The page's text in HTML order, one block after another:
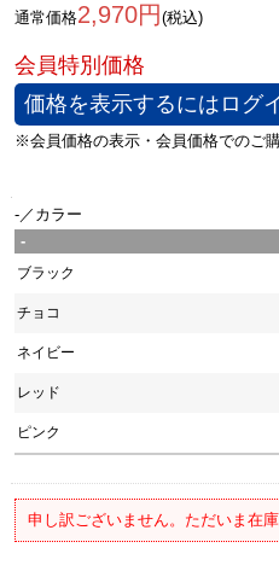
通常価格2,970円 (税込)
価格を表示するにはログ
-／カラー
-
ブラック
チョコ
ネイビー
レッド
ピンク
申し訳ございません。ただいま在庫